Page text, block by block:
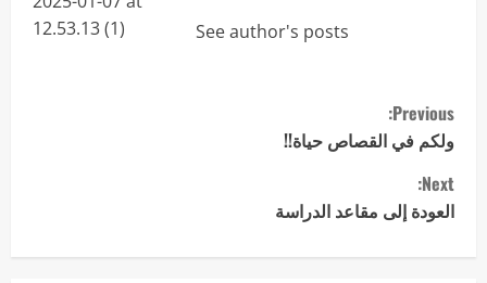
See author's posts
Previous:
ولكم في القصاص حياة!!
Next:
العودة إلى مقاعد الدراسة